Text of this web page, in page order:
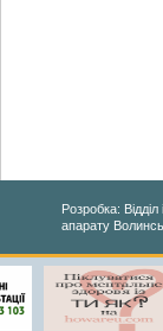
Розробка:
апарату